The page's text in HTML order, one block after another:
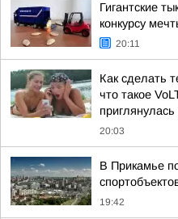
Гигантские
конкурсу
20:11
Как сделать
что такое
20:03
В Прикамье
19:42